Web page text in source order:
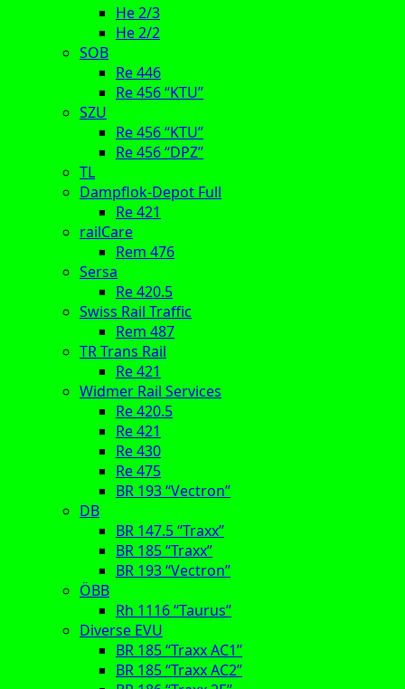
He 2/3
He 2/2
SOB
Re 446
Re 456 “KTU”
SZU
Re 456 “KTU”
Re 456 “DPZ”
TL
Dampflok-Depot Full
Re 421
railCare
Rem 476
Sersa
Re 420.5
Swiss Rail Traffic
Rem 487
TR Trans Rail
Re 421
Widmer Rail Services
Re 420.5
Re 421
Re 430
Re 475
BR 193 “Vectron”
DB
BR 147.5 “Traxx”
BR 185 “Traxx”
BR 193 “Vectron”
ÖBB
Rh 1116 “Taurus”
Diverse EVU
BR 185 “Traxx AC1”
BR 185 “Traxx AC2”